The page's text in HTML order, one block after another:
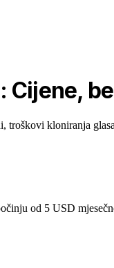
Cijene,
kloniranja
od 5 USD